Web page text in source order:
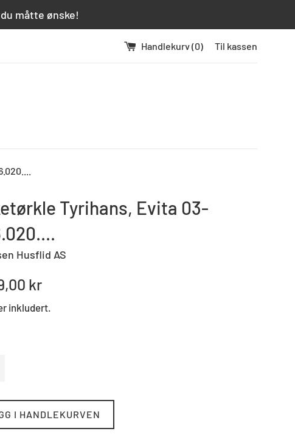
måtte ønske!
Handlekurv (0) Til kassen
Tyrihans, Evita 03-
Husflid AS
kr
inkludert.
I HANDLEKURVEN